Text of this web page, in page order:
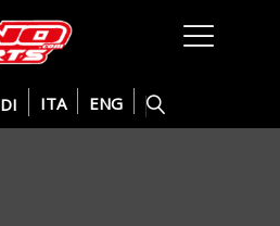
ITA ENG